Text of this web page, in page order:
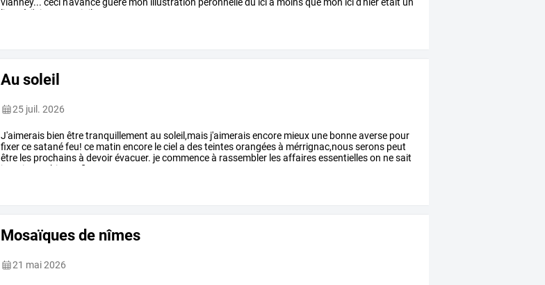
vianney... ceci n'avanceguère mon illustration peronnelledu icià moinsque mon icid'hierétait un
lieu
où j'aime revenir il
Au soleil
25 juil. 2026
J'aimerais bien êtretranquillement au soleil,mais j'aimeraisencore mieux une bonneaverse pour
fixercesatanéfeu! ce matin encore leciel a desteintesorangéesà mérrignac,nousserons peut
être les prochainsà devoirévacuer. jecommenceà rassembler lesaffairesessentielleson nesait
jamais...
hier fin
Mosaïques de nîmes
21 mai 2026